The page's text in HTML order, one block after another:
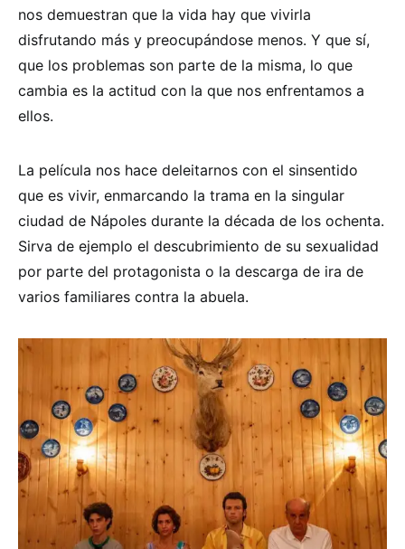
nos demuestran que la vida hay que vivirla
disfrutando más y preocupándose menos. Y que sí,
que los problemas son parte de la misma, lo que
cambia es la actitud con la que nos enfrentamos a
ellos.
La película nos hace deleitarnos con el sinsentido
que es vivir, enmarcando la trama en la singular
ciudad de Nápoles durante la década de los ochenta.
Sirva de ejemplo el descubrimiento de su sexualidad
por parte del protagonista o la descarga de ira de
varios familiares contra la abuela.